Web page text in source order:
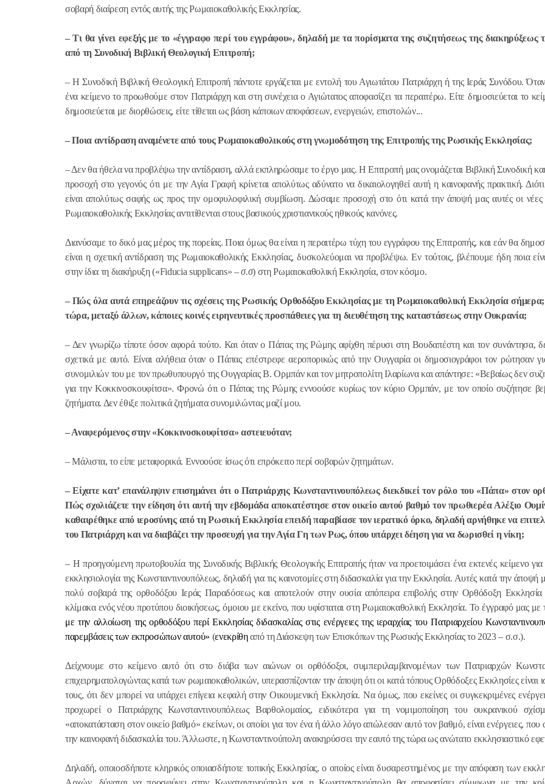
σοβαρή διαίρεση εντός αυτής της Ρωμαιοκαθολικής Εκκλησίας.
– Τι θα γίνει εφεξής με το «έγγραφο περί του εγγράφου», δηλαδή με τα πορίσματα της συζητήσεως της διακηρύξεως
από τη Συνοδική Βιβλική Θεολογική Επιτροπή;
– Η Συνοδική Βιβλική Θεολογική Επιτροπή πάντοτε εργάζεται με εντολή του Αγιωτάτου Πατριάρχη ή της Ιεράς Συνόδου.
ένα κείμενο το προωθούμε στον Πατριάρχη και στη συνέχεια ο Αγιώτατος αποφασίζει τα περαιτέρω. Είτε δημοσιεύεται το
δημοσιεύεται με διορθώσεις, είτε τίθεται ως βάση κάποιων αποφάσεων, ενεργειών, επιστολών...
– Ποια αντίδραση αναμένετε από τους Ρωμαιοκαθολικούς στη γνωμοδότηση της Επιτροπής της Ρωσικής Εκκλησίας;
– Δεν θα ήθελα να προβλέψω την αντίδραση, αλλά εκπληρώσαμε το έργο μας. Η Επιτροπή μας ονομάζεται Βιβλική Συνοδική
προσοχή στο γεγονός ότι με την Αγία Γραφή κρίνεται απολύτως αδύνατο να δικαιολογηθεί αυτή η καινοφανής πρακτική.
είναι απολύτως σαφής ως προς την ομοφυλοφιλική συμβίωση. Δώσαμε προσοχή στο ότι κατά την άποψή μας αυτές οι νέες
Ρωμαιοκαθολικής Εκκλησίας αντιτίθενται στους βασικούς χριστιανικούς ηθικούς κανόνες.
Διανύσαμε το δικό μας μέρος της πορείας. Ποια όμως θα είναι η περαιτέρω τύχη του εγγράφου της Επιτροπής, και εάν θα
είναι η σχετική αντίδραση της Ρωμαιοκαθολικής Εκκλησίας, δυσκολεύομαι να προβλέψω. Εν τούτοις, βλέπουμε ήδη ποια
στην ίδια τη διακήρυξη («Fiducia supplicans» – σ.σ) στη Ρωμαιοκαθολική Εκκλησία, στον κόσμο.
– Πώς όλα αυτά επηρεάζουν τις σχέσεις της Ρωσικής Ορθοδόξου Εκκλησίας με τη Ρωμαιοκαθολική Εκκλησία σήμερα;
τώρα, μεταξύ άλλων, κάποιες κοινές ειρηνευτικές προσπάθειες για τη διευθέτηση της καταστάσεως στην Ουκρανία;
– Δεν γνωρίζω τίποτε όσον αφορά τούτο. Και όταν ο Πάπας της Ρώμης αφίχθη πέρυσι στη Βουδαπέστη και τον συνάντησα,
σχετικά με αυτό. Είναι αλήθεια όταν ο Πάπας επέστρεφε αεροπορικώς από την Ουγγαρία οι δημοσιογράφοι τον ρώτησαν
συνομιλιών του με τον πρωθυπουργό της Ουγγαρίας Β. Ορμπάν και τον μητροπολίτη Ιλαρίωνα και απάντησε: «Βεβαίως δεν
για την Κοκκινοσκουφίτσα». Φρονώ ότι ο Πάπας της Ρώμης εννοούσε κυρίως τον κύριο Ορμπάν, με τον οποίο συζήτησε
ζητήματα. Δεν έθιξε πολιτικά ζητήματα συνομιλώντας μαζί μου.
– Αναφερόμενος στην «Κοκκινοσκουφίτσα» αστειευόταν;
– Μάλιστα, το είπε μεταφορικά. Εννοούσε ίσως ότι επρόκειτο περί σοβαρών ζητημάτων.
– Είχατε κατ’ επανάληψιν επισημάνει ότι ο Πατριάρχης Κωνσταντινουπόλεως διεκδικεί τον ρόλο του «Πάπα» στον
Πώς σχολιάζετε την είδηση ότι αυτή την εβδομάδα αποκατέστησε στον οικείο αυτού βαθμό τον πρωθιερέα Αλέξιο
καθαιρέθηκε από ιεροσύνης από τη Ρωσική Εκκλησία επειδή παραβίασε τον ιερατικό όρκο, δηλαδή αρνήθηκε να
του Πατριάρχη και να διαβάζει την προσευχή για την Αγία Γη των Ρως, όπου υπάρχει δέηση για να δωρισθεί η νίκη;
– Η προηγούμενη πρωτοβουλία της Συνοδικής Βιβλικής Θεολογικής Επιτροπής ήταν να προετοιμάσει ένα εκτενές κείμενο
εκκλησιολογία της Κωνσταντινουπόλεως, δηλαδή για τις καινοτομίες στη διδασκαλία για την Εκκλησία. Αυτές κατά την άποψή
πολύ σοβαρά της ορθοδόξου Ιεράς Παραδόσεως και αποτελούν στην ουσία απόπειρα επιβολής στην Ορθόδοξη
κλίμακα ενός νέου προτύπου διοικήσεως, όμοιου με εκείνο, που υφίσταται στη Ρωμαιοκαθολική Εκκλησία. Το έγγραφό μας με
με την αλλοίωση της ορθοδόξου περί Εκκλησίας διδασκαλίας στις ενέργειες της ιεραρχίας του Πατριαρχείου
παρεμβάσεις των εκπροσώπων αυτού» (ενεκρίθη από τη Διάσκεψη των Επισκόπων της Ρωσικής Εκκλησίας το 2023 – σ.σ.).
Δείχνουμε στο κείμενο αυτό ότι στο διάβα των αιώνων οι ορθόδοξοι, συμπεριλαμβανομένων των Πατριαρχών
επιχειρηματολογώντας κατά των ρωμαιοκαθολικών, υπερασπίζονταν την άποψη ότι οι κατά τόπους Ορθόδοξες Εκκλησίες είναι
τους, ότι δεν μπορεί να υπάρχει επίγεια κεφαλή στην Οικουμενική Εκκλησία. Να όμως, που εκείνες οι συγκεκριμένες
προχωρεί ο Πατριάρχης Κωνσταντινουπόλεως Βαρθολομαίος, ειδικότερα για τη νομιμοποίηση του ουκρανικού
«αποκατάσταση στον οικείο βαθμό» εκείνων, οι οποίοι για τον ένα ή άλλο λόγο απώλεσαν αυτό τον βαθμό, είναι ενέργειες,
την καινοφανή διδασκαλία του. Άλλωστε, η Κωνσταντινούπολη ανακηρύσσει την εαυτό της τώρα ως ανώτατο εκκλησιαστικό
Δηλαδή, οποιοσδήποτε κληρικός οποιασδήποτε τοπικής Εκκλησίας, ο οποίος είναι δυσαρεστημένος με την απόφαση των